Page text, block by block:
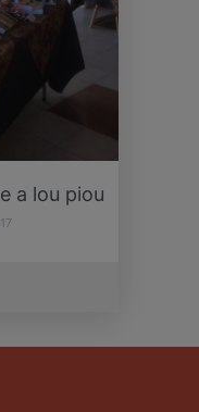
a lou piou